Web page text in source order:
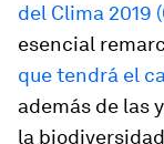
del Clima 2019
esencial
que tendrá el
además de las
la